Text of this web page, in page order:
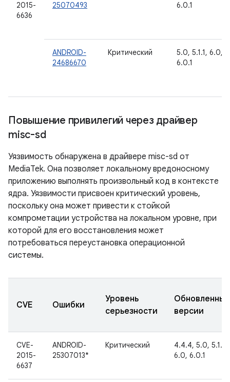
2015-
6636
25070493
6.0.1
ANDROID-
24686670
Критический
5.0, 5.1.1, 6.0,
6.0.1
Повышение привилегий через драйвер
misc-sd
Уязвимость обнаружена в драйвере misc-sd от
MediaTek. Она позволяет локальному вредоносному
приложению выполнять произвольный код в контексте
ядра. Уязвимости присвоен критический уровень,
поскольку она может привести к стойкой
компрометации устройства на локальном уровне, при
которой для его восстановления может
потребоваться переустановка операционной
системы.
CVE Ошибки
Уровень
серьезности
Обновленные
версии
CVE-
2015-
6637
ANDROID-
25307013*
Критический
4.4.4, 5.0, 5.1.1,
6.0, 6.0.1